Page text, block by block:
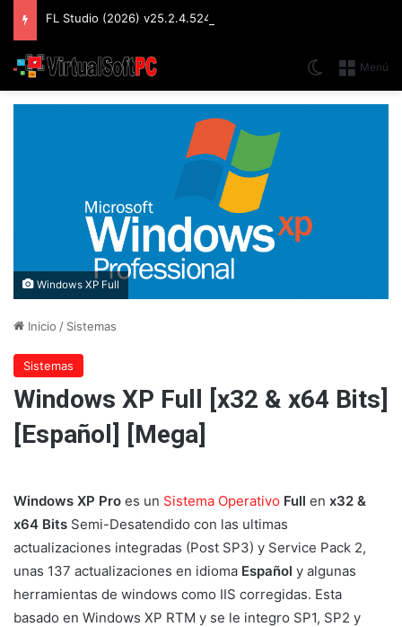
Menú
Switch skin
Windows XP Full
Inicio / Sistemas
Sistemas
Windows XP Full [x32 & x64 Bits]
[Español] [Mega]
Windows XP Pro es un Sistema Operativo Full en x32 &
x64 Bits Semi-Desatendido con las ultimas
actualizaciones integradas (Post SP3) y Service Pack 2,
unas 137 actualizaciones en idioma Español y algunas
herramientas de windows como IIS corregidas. Esta
basado en Windows XP RTM y se le integro SP1, SP2 y